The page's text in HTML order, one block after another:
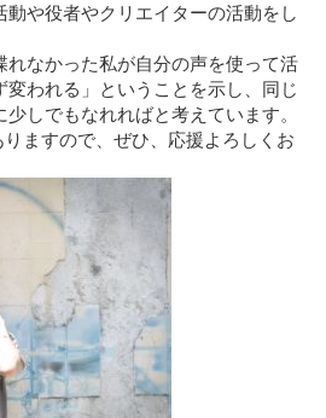
動や役者やクリエイターの活動をし
れなかった私が自分の声を使って活
変われる」ということを示し、同じ
しでもなれればと考えています。
ますので、ぜひ、応援よろしくお